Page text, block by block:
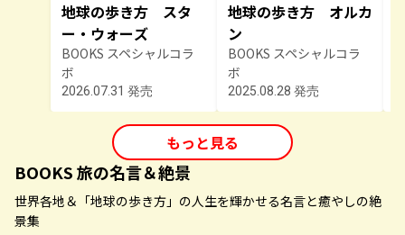
地球の歩き方 スタ
ー・ウォーズ
BOOKS スペシャルコラ
ボ
2026.07.31 発売
地球の歩き方 オルカ
ン
BOOKS スペシャルコラ
ボ
2025.08.28 発売
もっと見る
BOOKS 旅の名言＆絶景
世界各地＆「地球の歩き方」の人生を輝かせる名言と癒やしの絶
景集